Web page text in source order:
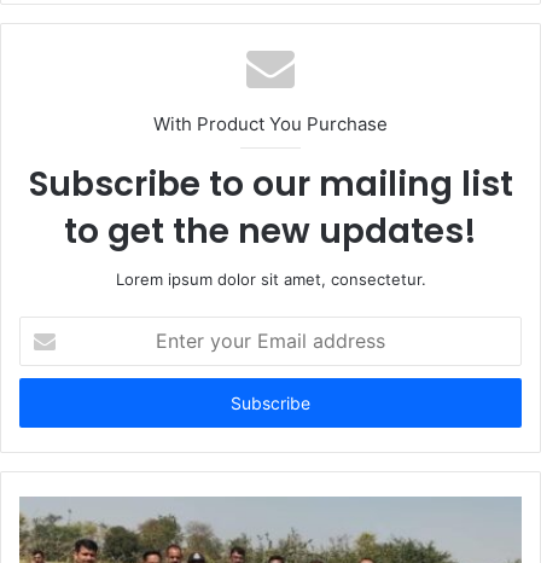
b
s
i
e
With Product You Purchase
Subscribe to our mailing list
to get the new updates!
Lorem ipsum dolor sit amet, consectetur.
t
r
y
r
E